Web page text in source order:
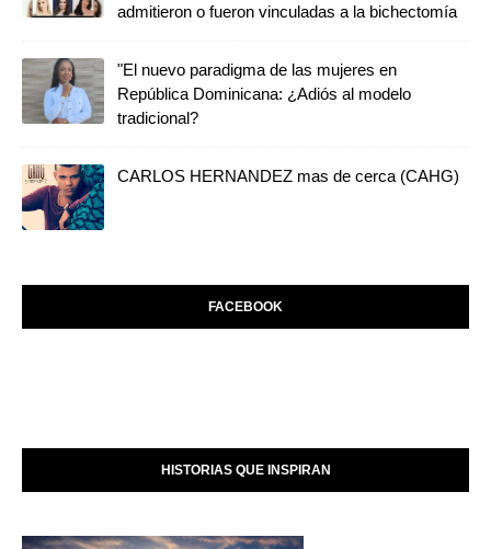
admitieron o fueron vinculadas a la bichectomía
"El nuevo paradigma de las mujeres en
República Dominicana: ¿Adiós al modelo
tradicional?
CARLOS HERNANDEZ mas de cerca (CAHG)
FACEBOOK
HISTORIAS QUE INSPIRAN